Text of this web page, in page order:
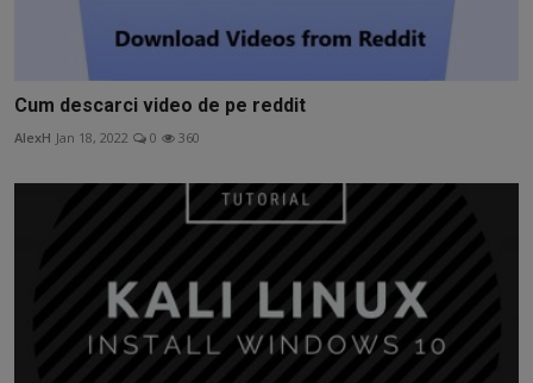
Cum descarci video de pe reddit
AlexH Jan 18, 2022 0 360